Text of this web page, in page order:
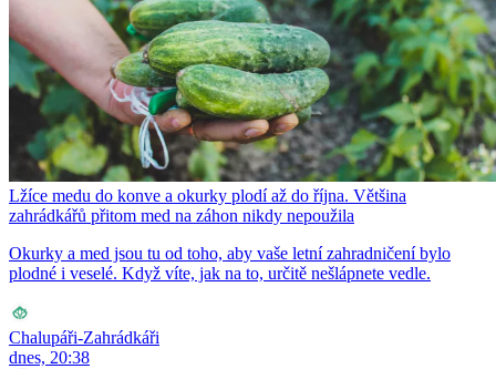
Lžíce medu do konve a okurky plodí až do října. Většina
zahrádkářů přitom med na záhon nikdy nepoužila
Okurky a med jsou tu od toho, aby vaše letní zahradničení bylo
plodné i veselé. Když víte, jak na to, určitě nešlápnete vedle.
Chalupáři-Zahrádkáři
dnes, 20:38